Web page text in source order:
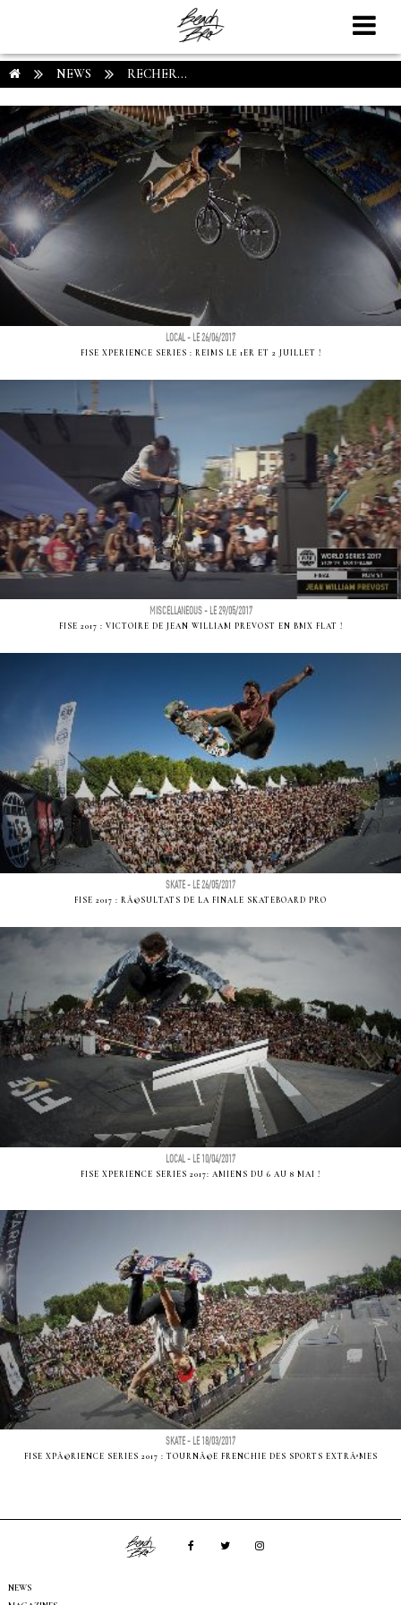
NEWS RECHER...
LOCAL - LE 26/06/2017
FISE XPERIENCE SERIES : REIMS LE 1ER ET 2 JUILLET !
MISCELLANEOUS - LE 29/05/2017
FISE 2017 : VICTOIRE DE JEAN WILLIAM PREVOST EN BMX FLAT !
SKATE - LE 26/05/2017
FISE 2017 : RÃ©SULTATS DE LA FINALE SKATEBOARD PRO
LOCAL - LE 10/04/2017
FISE XPERIENCE SERIES 2017: AMIENS DU 6 AU 8 MAI !
SKATE - LE 18/03/2017
FISE XPÃ©RIENCE SERIES 2017 : TOURNÃ©E FRENCHIE DES SPORTS EXTRÃªMES
NEWS